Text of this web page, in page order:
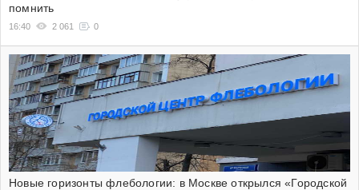
помнить
16:40 2 061 0
Новые горизонты флебологии: в Москве открылся «Городской